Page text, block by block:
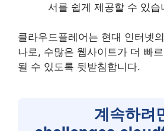
서를 쉽게 제공할 수 있습
클라우드플레어는 현대 인터넷
나로, 수많은 웹사이트가 더 빠
될 수 있도록 뒷받침합니다.
계속하려